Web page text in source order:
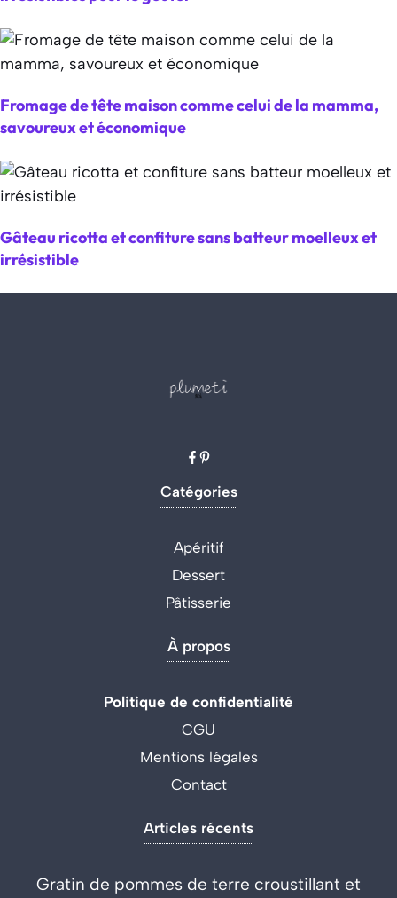
Fromage de tête maison comme celui de la mamma,
savoureux et économique
Gâteau ricotta et confiture sans batteur moelleux et
irrésistible
Catégories
Apéritif
Dessert
Pâtisserie
À propos
Politique de confidentialité
CGU
Mentions légales
Contact
Articles récents
Gratin de pommes de terre croustillant et